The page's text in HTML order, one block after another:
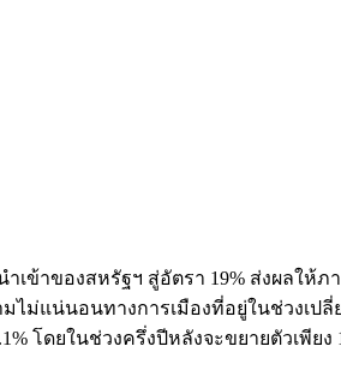
ข้าของสหรัฐฯ สู่อัตรา 19% ส่งผลให้
แน่นอนทางการเมืองที่อยู่ในช่วงเปลี่
โดยในช่วงครึ่งปีหลังจะขยายตัวเพียง